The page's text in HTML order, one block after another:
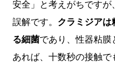
安全」と考えがちです
誤解です。 クラミジアは
る細菌であり、性器粘
あれば、十数秒の接触